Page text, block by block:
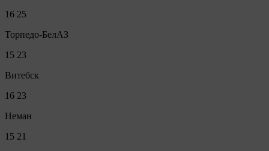
16 25
Торпедо-БелАЗ
15 23
Витебск
16 23
Неман
15 21